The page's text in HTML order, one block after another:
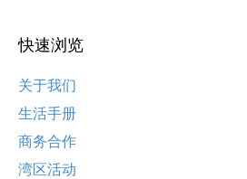
快速浏览
关于我们
生活手册
商务合作
湾区活动